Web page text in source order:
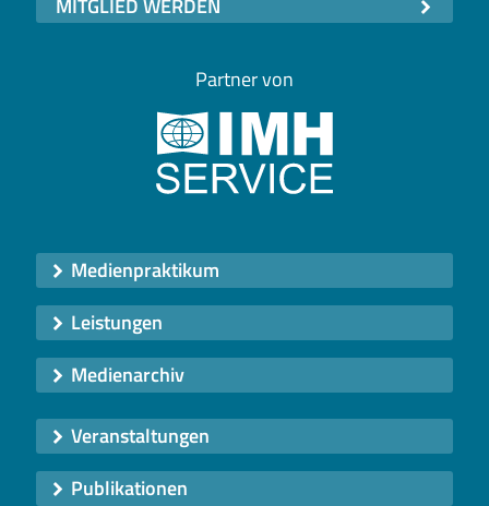
Partner von
Medienpraktikum
Leistungen
Medienarchiv
Veranstaltungen
Publikationen